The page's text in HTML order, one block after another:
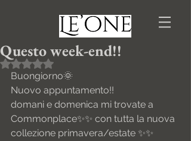
Questo week-end!!
Valutazione NaN stelle su 5.
Buongiorno🌞
Nuovo appuntamento!!
domani e domenica mi trovate a
Commonplace✨✨ con tutta la nuova
collezione primavera/estate ✨✨